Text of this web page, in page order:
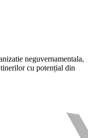
neguvernamentala,
cu potențial din